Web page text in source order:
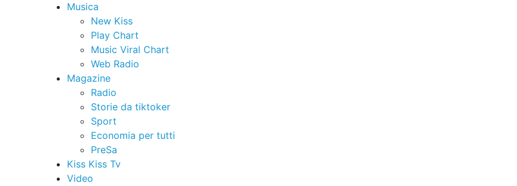
Musica
New Kiss
Play Chart
Music Viral Chart
Web Radio
Magazine
Radio
Storie da tiktoker
Sport
Economia per tutti
PreSa
Kiss Kiss Tv
Video